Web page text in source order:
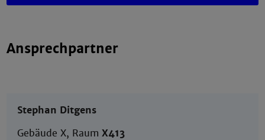
Ansprechpartner
Stephan Ditgens
Gebäude X, RaumX413